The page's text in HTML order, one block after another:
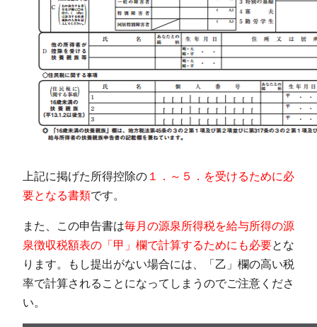
上記に掲げた所得控除の １．～５．を受けるために必
要となる書類です。
また、この申告書は毎月の源泉所得税を給与所得の源
泉徴収税額表の「甲」欄で計算するためにも必要とな
ります。もし提出がない場合には、「乙」欄の高い税
率で計算されることになってしまうのでご注意くださ
い。